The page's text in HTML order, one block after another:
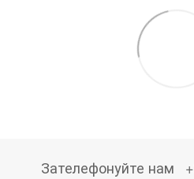
Зателефонуйте нам